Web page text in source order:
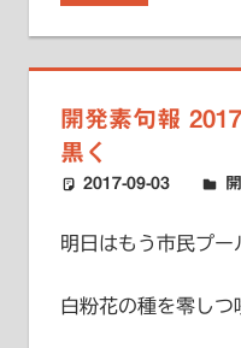
開発素句報
黒く
2017-09-03
明日はもう市民プー
白粉花の種を零しつ